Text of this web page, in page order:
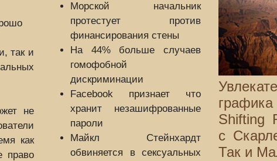
так и
не
как
право
Морской начальник
протестует против
финансирования стены
На 44% больше случаев
гомофобной
дискриминации
Facebook признает что
хранит незашифрованные
пароли
Майкл Стейнхардт
обвиняется в сексуальных
Shifting
с
Так и